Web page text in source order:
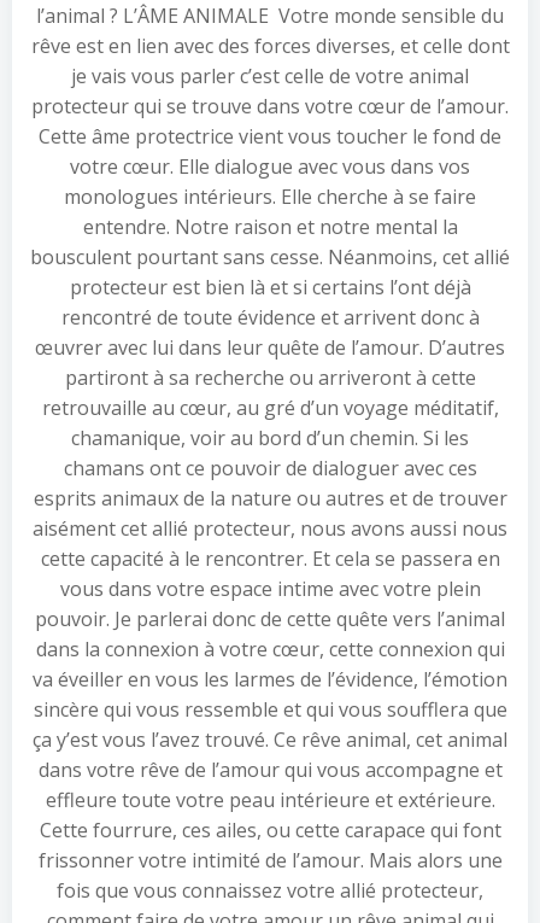
l’animal ? L’ÂME ANIMALE Votre monde sensible du
rêve est en lien avec des forces diverses, et celle dont
je vais vous parler c’est celle de votre animal
protecteur qui se trouve dans votre cœur de l’amour.
Cette âme protectrice vient vous toucher le fond de
votre cœur. Elle dialogue avec vous dans vos
monologues intérieurs. Elle cherche à se faire
entendre. Notre raison et notre mental la
bousculent pourtant sans cesse. Néanmoins, cet allié
protecteur est bien là et si certains l’ont déjà
rencontré de toute évidence et arrivent donc à
œuvrer avec lui dans leur quête de l’amour. D’autres
partiront à sa recherche ou arriveront à cette
retrouvaille au cœur, au gré d’un voyage méditatif,
chamanique, voir au bord d’un chemin. Si les
chamans ont ce pouvoir de dialoguer avec ces
esprits animaux de la nature ou autres et de trouver
aisément cet allié protecteur, nous avons aussi nous
cette capacité à le rencontrer. Et cela se passera en
vous dans votre espace intime avec votre plein
pouvoir. Je parlerai donc de cette quête vers l’animal
dans la connexion à votre cœur, cette connexion qui
va éveiller en vous les larmes de l’évidence, l’émotion
sincère qui vous ressemble et qui vous soufflera que
ça y’est vous l’avez trouvé. Ce rêve animal, cet animal
dans votre rêve de l’amour qui vous accompagne et
effleure toute votre peau intérieure et extérieure.
Cette fourrure, ces ailes, ou cette carapace qui font
frissonner votre intimité de l’amour. Mais alors une
fois que vous connaissez votre allié protecteur,